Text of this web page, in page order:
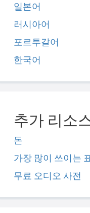
일본어
러시아어
포르투갈어
한국어
추가 리소
돈
가장 많이 쓰이는
무료 오디오 사전